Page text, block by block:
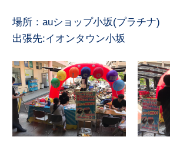
場所：auショップ小坂(プラチナ)
出張先:イオンタウン小坂